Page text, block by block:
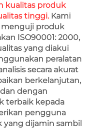
kualitas produk
tinggi. Kami
menguji produk
ISO90001: 2000,
yang diakui
peralatan
secara akurat
berkelanjutan,
dengan
terbaik kepada
pengguna
dijamin sambil